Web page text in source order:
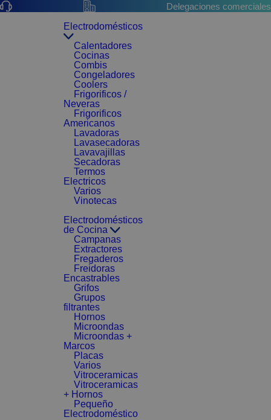
Delegaciones comerciales
Electrodomésticos
Calentadores
Cocinas
Combis
Congeladores
Coolers
Frigorificos /
Neveras
Frigorificos
Americanos
Lavadoras
Lavasecadoras
Lavavajillas
Secadoras
Termos
Electricos
Varios
Vinotecas
Electrodomésticos
de Cocina
Campanas
Extractores
Fregaderos
Freidoras
Encastrables
Grifos
Grupos
filtrantes
Hornos
Microondas
Microondas +
Marcos
Placas
Varios
Vitroceramicas
Vitroceramicas
+ Hornos
Pequeño
Electrodoméstico